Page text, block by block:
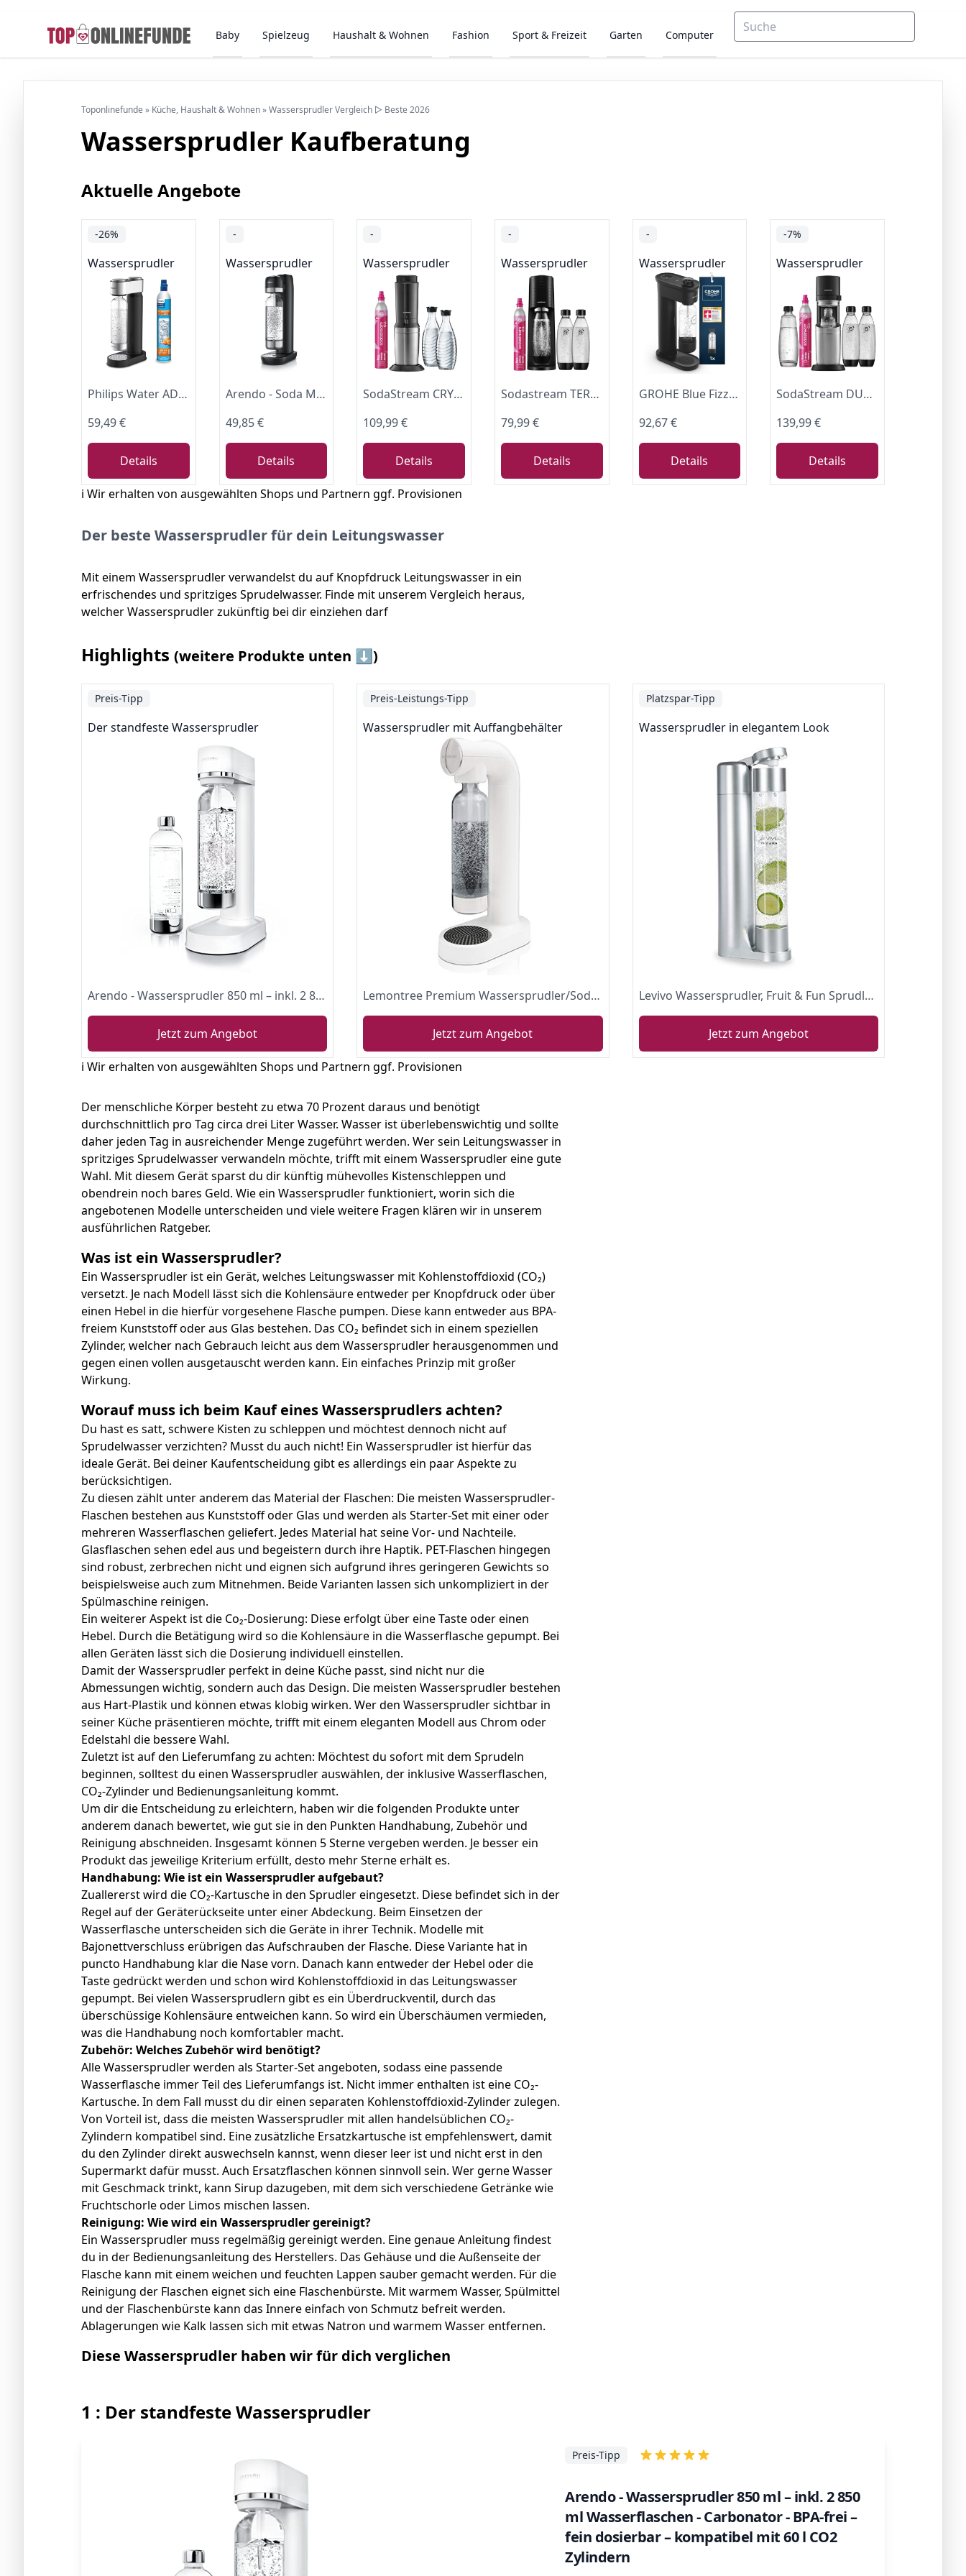
Baby Spielzeug Haushalt & Wohnen Fashion Sport & Freizeit Garten Computer
Toponlinefunde » Küche, Haushalt & Wohnen»Wassersprudler Vergleich ▷ Beste 2026
Wassersprudler Kaufberatung
Aktuelle Angebote
-26%
Wassersprudler
Philips Water ADD4902BK/10 GoZero Wassersprudler, plastik, 1 Liter, Schwarz
59,49 €
Details
-
Wassersprudler
Arendo - Soda Maker Wassersprudler – inkl. 1000 ml Wasserflasche BPA frei – fein dosierbar – Soda Streamer kompatibel mit 60 l CO2 Zylindern
49,85 €
Details
-
Wassersprudler
SodaStream CRYSTAL 3.0 Wassersprudler - 2x 0,7L Glaskaraffe & CO2-Zylinder
109,99 €
Details
-
Wassersprudler
Sodastream TERRA Wassersprudler, Soda Stream Maschine mit 1 Quick Connect 60L CO2-Zylinder, 2x 1L und 3x 1L spülmaschinengeeignete Kunststoff-Sprudlerflaschen, Höhe 44 cm, Schwarz
79,99 €
Details
-
Wassersprudler
GROHE Blue Fizz, Wassersprudler Starter Set (3 einstellbare Sprudel-Stufen, ohne CO2 Flasche, 1x 0,85l Wasserflasche + Reinigungspulver), schwarz, 31943K00
92,67 €
Details
-7%
Wassersprudler
SodaStream DUO Wassersprudler - 4x 1L Sprudlerflaschen & CO2-Zylinder
139,99 €
Details
ℹ️ Wir erhalten von ausgewählten Shops und Partnern ggf. Provisionen
Der beste Wassersprudler für dein Leitungswasser
Mit einem Wassersprudler verwandelst du auf Knopfdruck Leitungswasser in ein
erfrischendes und spritziges Sprudelwasser. Finde mit unserem Vergleich heraus,
welcher Wassersprudler zukünftig bei dir einziehen darf
Highlights (weitere Produkte unten ⬇️)
Preis-Tipp
Der standfeste Wassersprudler
Arendo - Wassersprudler 850 ml – inkl. 2 850 ml Wasserflaschen - Carbonator - BPA-frei – fein dosierbar – kompatibel mit 60 l CO2 Zylindern
Jetzt zum Angebot
Preis-Leistungs-Tipp
Wassersprudler mit Auffangbehälter
Lemontree Premium Wassersprudler/Soda Sprudelwasser, inkl. BPA-freie PET-Flasche, kompatibel mit CO2 Sodastream Zylindern
Jetzt zum Angebot
Platzspar-Tipp
Wassersprudler in elegantem Look
Levivo Wassersprudler, Fruit & Fun Sprudler Slim, mit 1L Sprudlerflasche, ohne gefüllten Standard CO2 Zylinder für 60L Wasser, Kohlensäure für Wasser, Cocktails und andere Getränke, Farbe: Silber
Jetzt zum Angebot
ℹ️ Wir erhalten von ausgewählten Shops und Partnern ggf. Provisionen
Der menschliche Körper besteht zu etwa 70 Prozent daraus und benötigt
durchschnittlich pro Tag circa drei Liter Wasser. Wasser ist überlebenswichtig und sollte
daher jeden Tag in ausreichender Menge zugeführt werden. Wer sein Leitungswasser in
spritziges Sprudelwasser verwandeln möchte, trifft mit einem Wassersprudler eine gute
Wahl. Mit diesem Gerät sparst du dir künftig mühevolles Kistenschleppen und
obendrein noch bares Geld. Wie ein Wassersprudler funktioniert, worin sich die
angebotenen Modelle unterscheiden und viele weitere Fragen klären wir in unserem
ausführlichen Ratgeber.
Was ist ein Wassersprudler?
Ein Wassersprudler ist ein Gerät, welches Leitungswasser mit Kohlenstoffdioxid (CO₂)
versetzt. Je nach Modell lässt sich die Kohlensäure entweder per Knopfdruck oder über
einen Hebel in die hierfür vorgesehene Flasche pumpen. Diese kann entweder aus BPA-
freiem Kunststoff oder aus Glas bestehen. Das CO₂ befindet sich in einem speziellen
Zylinder, welcher nach Gebrauch leicht aus dem Wassersprudler herausgenommen und
gegen einen vollen ausgetauscht werden kann. Ein einfaches Prinzip mit großer
Wirkung.
Worauf muss ich beim Kauf eines Wassersprudlers achten?
Du hast es satt, schwere Kisten zu schleppen und möchtest dennoch nicht auf
Sprudelwasser verzichten? Musst du auch nicht! Ein Wassersprudler ist hierfür das
ideale Gerät. Bei deiner Kaufentscheidung gibt es allerdings ein paar Aspekte zu
berücksichtigen.
Zu diesen zählt unter anderem das Material der Flaschen: Die meisten Wassersprudler-
Flaschen bestehen aus Kunststoff oder Glas und werden als Starter-Set mit einer oder
mehreren Wasserflaschen geliefert. Jedes Material hat seine Vor- und Nachteile.
Glasflaschen sehen edel aus und begeistern durch ihre Haptik. PET-Flaschen hingegen
sind robust, zerbrechen nicht und eignen sich aufgrund ihres geringeren Gewichts so
beispielsweise auch zum Mitnehmen. Beide Varianten lassen sich unkompliziert in der
Spülmaschine reinigen.
Ein weiterer Aspekt ist die Co₂-Dosierung: Diese erfolgt über eine Taste oder einen
Hebel. Durch die Betätigung wird so die Kohlensäure in die Wasserflasche gepumpt. Bei
allen Geräten lässt sich die Dosierung individuell einstellen.
Damit der Wassersprudler perfekt in deine Küche passt, sind nicht nur die
Abmessungen wichtig, sondern auch das Design. Die meisten Wassersprudler bestehen
aus Hart-Plastik und können etwas klobig wirken. Wer den Wassersprudler sichtbar in
seiner Küche präsentieren möchte, trifft mit einem eleganten Modell aus Chrom oder
Edelstahl die bessere Wahl.
Zuletzt ist auf den Lieferumfang zu achten: Möchtest du sofort mit dem Sprudeln
beginnen, solltest du einen Wassersprudler auswählen, der inklusive Wasserflaschen,
CO₂-Zylinder und Bedienungsanleitung kommt.
Um dir die Entscheidung zu erleichtern, haben wir die folgenden Produkte unter
anderem danach bewertet, wie gut sie in den Punkten Handhabung, Zubehör und
Reinigung abschneiden. Insgesamt können 5 Sterne vergeben werden. Je besser ein
Produkt das jeweilige Kriterium erfüllt, desto mehr Sterne erhält es.
Handhabung: Wie ist ein Wassersprudler aufgebaut?
Zuallererst wird die CO₂-Kartusche in den Sprudler eingesetzt. Diese befindet sich in der
Regel auf der Geräterückseite unter einer Abdeckung. Beim Einsetzen der
Wasserflasche unterscheiden sich die Geräte in ihrer Technik. Modelle mit
Bajonettverschluss erübrigen das Aufschrauben der Flasche. Diese Variante hat in
puncto Handhabung klar die Nase vorn. Danach kann entweder der Hebel oder die
Taste gedrückt werden und schon wird Kohlenstoffdioxid in das Leitungswasser
gepumpt. Bei vielen Wassersprudlern gibt es ein Überdruckventil, durch das
überschüssige Kohlensäure entweichen kann. So wird ein Überschäumen vermieden,
was die Handhabung noch komfortabler macht.
Zubehör: Welches Zubehör wird benötigt?
Alle Wassersprudler werden als Starter-Set angeboten, sodass eine passende
Wasserflasche immer Teil des Lieferumfangs ist. Nicht immer enthalten ist eine CO₂-
Kartusche. In dem Fall musst du dir einen separaten Kohlenstoffdioxid-Zylinder zulegen.
Von Vorteil ist, dass die meisten Wassersprudler mit allen handelsüblichen CO₂-
Zylindern kompatibel sind. Eine zusätzliche Ersatzkartusche ist empfehlenswert, damit
du den Zylinder direkt auswechseln kannst, wenn dieser leer ist und nicht erst in den
Supermarkt dafür musst. Auch Ersatzflaschen können sinnvoll sein. Wer gerne Wasser
mit Geschmack trinkt, kann Sirup dazugeben, mit dem sich verschiedene Getränke wie
Fruchtschorle oder Limos mischen lassen.
Reinigung: Wie wird ein Wassersprudler gereinigt?
Ein Wassersprudler muss regelmäßig gereinigt werden. Eine genaue Anleitung findest
du in der Bedienungsanleitung des Herstellers. Das Gehäuse und die Außenseite der
Flasche kann mit einem weichen und feuchten Lappen sauber gemacht werden. Für die
Reinigung der Flaschen eignet sich eine Flaschenbürste. Mit warmem Wasser, Spülmittel
und der Flaschenbürste kann das Innere einfach von Schmutz befreit werden.
Ablagerungen wie Kalk lassen sich mit etwas Natron und warmem Wasser entfernen.
Diese Wassersprudler haben wir für dich verglichen
1 : Der standfeste Wassersprudler
Arendo - Wassersprudler 850 ml – inkl. 2 850
ml Wasserflaschen - Carbonator - BPA-frei –
fein dosierbar – kompatibel mit 60 l CO2
Zylindern
Preis-Tipp